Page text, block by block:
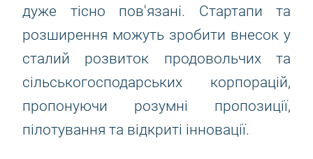
дуже тісно пов'язані. Стартапи та
розширення можуть зробити внесок у
сталий розвиток продовольчих та
сільськогосподарських корпорацій,
пропонуючи розумні пропозиції,
пілотування та відкриті інновації.